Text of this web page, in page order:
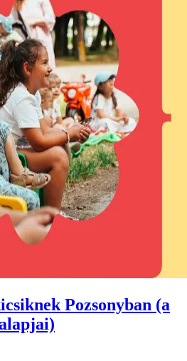
Pozsonyban (a